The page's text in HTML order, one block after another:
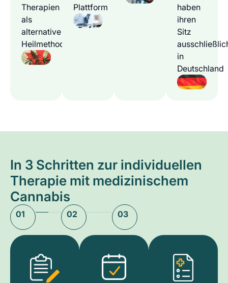
Therapien
als
alternative
Heilmethode
Plattform
haben
ihren
Sitz
in
Deutschland
In 3 Schritten zur individuellen
Therapie mit medizinischem
Cannabis
01 02 03